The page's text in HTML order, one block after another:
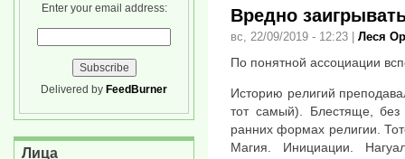
Вредно
вс, 22/09/2019 - 12:23 Леся
По понятной ассоциации
Историю религий
тот самый). Блестяще,
ранних формах религии.
Магия. Инициации.
Enter your email address:
Delivered by FeedBurner
Лица